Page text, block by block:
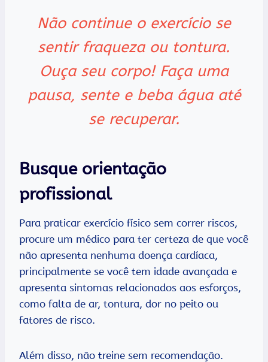
Não continue o exercício se
sentir fraqueza ou tontura.
Ouça seu corpo! Faça uma
pausa, sente e beba água até
se recuperar.
Busque orientação
profissional
Para praticar exercício físico sem correr riscos,
procure um médico para ter certeza de que você
não apresenta nenhuma doença cardíaca,
principalmente se você tem idade avançada e
apresenta sintomas relacionados aos esforços,
como falta de ar, tontura, dor no peito ou
fatores de risco.
Além disso, não treine sem recomendação.